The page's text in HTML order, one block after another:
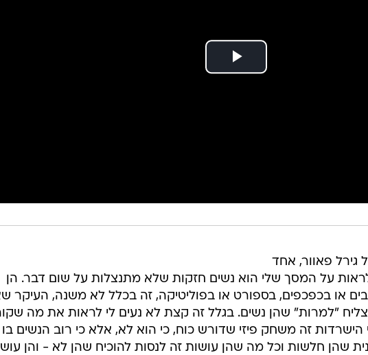
פאוור, אחד
על המסך שלי הוא נשים חזקות שלא מתנצלות על שום דבר. הן
או בכפכפים, בספורט או בפוליטיקה, זה בכלל לא משנה, העיקר
"למרות" שהן נשים. בגלל זה קצת לא נעים לי לראות את מה
זה משחק פיזי שדורש כוח, כי הוא לא, אלא כי רוב הנשים בו
שהן חלשות וכל מה שהן עושות זה לנסות להוכיח שהן לא - והן